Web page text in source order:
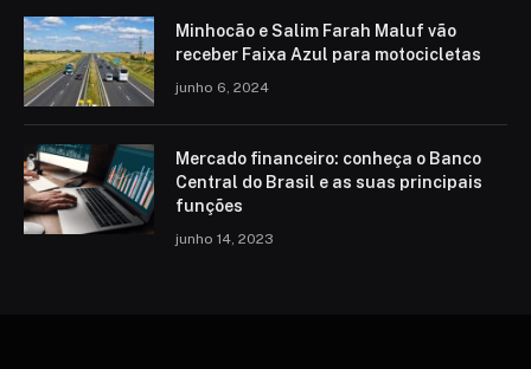
Minhocão e Salim Farah Maluf vão
receber Faixa Azul para motocicletas
junho 6, 2024
Mercado financeiro: conheça o Banco
Central do Brasil e as suas principais
funções
junho 14, 2023